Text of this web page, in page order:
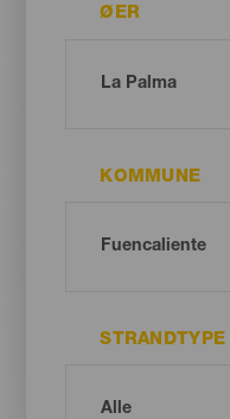
ØER
KOMMUNE
STRANDTYPE